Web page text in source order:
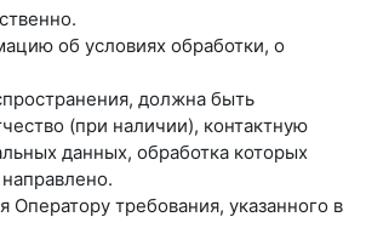
об условиях обработки, о
должна быть
(при наличии), контактную
данных, обработка которых
требования, указанного в